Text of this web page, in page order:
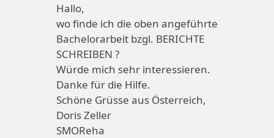
Hallo,
wo finde ich die oben angeführte
Bachelorarbeit bzgl. BERICHTE
SCHREIBEN ?
Würde mich sehr interessieren.
Danke für die Hilfe.
Schöne Grüsse aus Österreich,
Doris Zeller
SMOReha